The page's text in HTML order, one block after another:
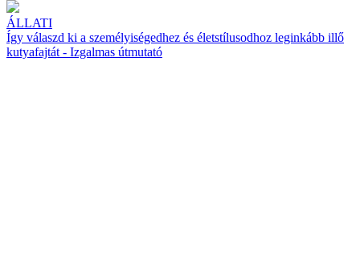
ÁLLATI
Így válaszd ki a személyiségedhez és életstílusodhoz leginkább illő
kutyafajtát - Izgalmas útmutató